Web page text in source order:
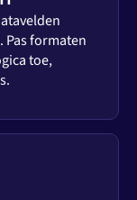
formaten
toe,